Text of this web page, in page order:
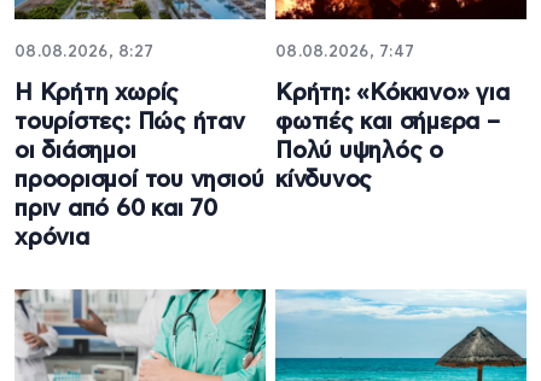
08.08.2026, 8:27
Η Κρήτη χωρίς
τουρίστες: Πώς ήταν
οι διάσημοι
προορισμοί του νησιού
πριν από 60 και 70
χρόνια
08.08.2026, 7:47
Κρήτη: «Κόκκινο» για
φωτιές και σήμερα –
Πολύ υψηλός ο
κίνδυνος